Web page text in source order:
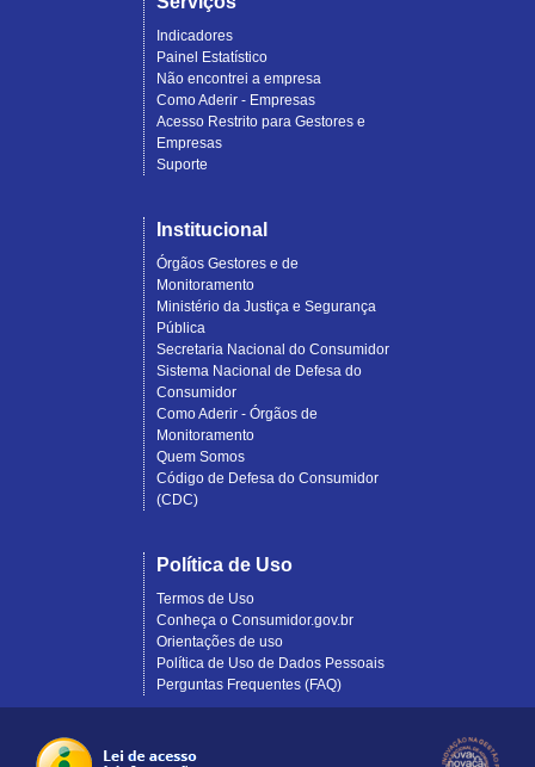
Indicadores
Painel Estatístico
Não encontrei a empresa
Como Aderir - Empresas
Acesso Restrito para Gestores e
Empresas
Suporte
Institucional
Órgãos Gestores e de
Monitoramento
Ministério da Justiça e Segurança
Pública
Secretaria Nacional do Consumidor
Sistema Nacional de Defesa do
Consumidor
Como Aderir - Órgãos de
Monitoramento
Quem Somos
Código de Defesa do Consumidor
(CDC)
Política de Uso
Termos de Uso
Conheça o Consumidor.gov.br
Orientações de uso
Política de Uso de Dados Pessoais
Perguntas Frequentes (FAQ)